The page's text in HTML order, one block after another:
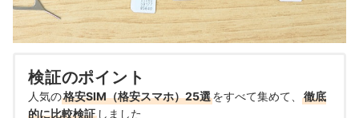
検証のポイント
人気の格安SIM（格安スマホ）25選をすべて集めて、
徹底
的に比較検証 しました